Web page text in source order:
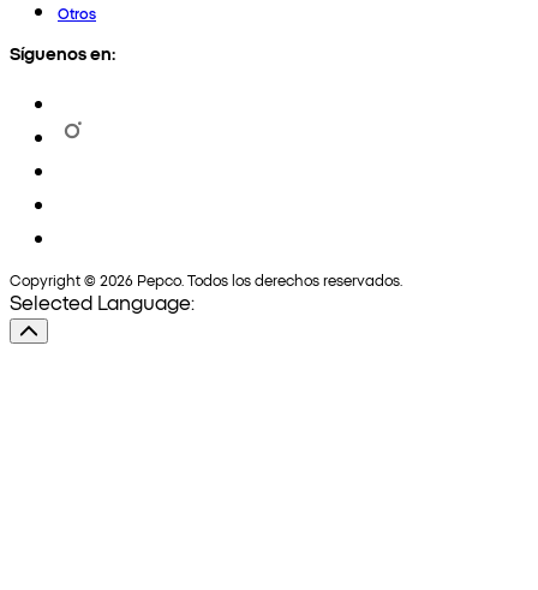
Otros
Síguenos en:
Copyright © 2026 Pepco. Todos los derechos reservados.
Selected Language: